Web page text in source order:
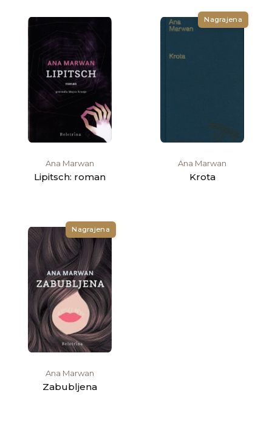
Ana Marwan
Lipitsch: roman
Nagrajena
Ana Marwan
Krota
Nagrajena
Ana Marwan
Zabubljena